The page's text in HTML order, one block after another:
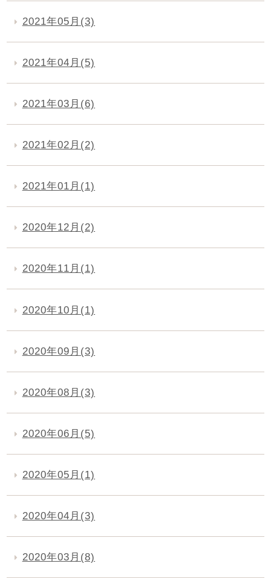
2021年05月(3)
2021年04月(5)
2021年03月(6)
2021年02月(2)
2021年01月(1)
2020年12月(2)
2020年11月(1)
2020年10月(1)
2020年09月(3)
2020年08月(3)
2020年06月(5)
2020年05月(1)
2020年04月(3)
2020年03月(8)